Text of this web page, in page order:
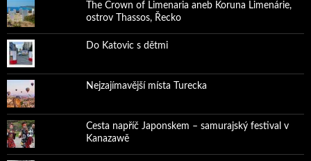
The Crown of Limenaria aneb Koruna Limenárie,
ostrov Thassos, Řecko
Do Katovic s dětmi
Nejzajímavější místa Turecka
Cesta napříč Japonskem – samurajský festival v
Kanazawě